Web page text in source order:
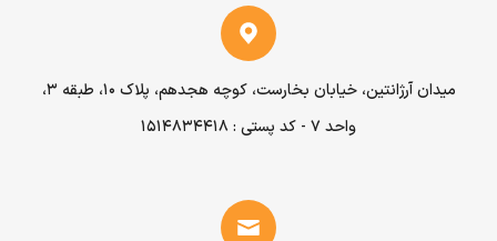
میدان آرژانتین، خیابان بخارست، کوچه هجدهم، پلاک ۱۰، طبقه ۳،
واحد ۷ - کد پستی : 1514834418